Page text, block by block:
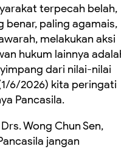
terpecah belah,
benar, paling agamais,
melakukan aksi
hukum lainnya
dari nilai-nilai
6/2026) kita peringati
Pancasila.
Wong Chun Sen,
jangan